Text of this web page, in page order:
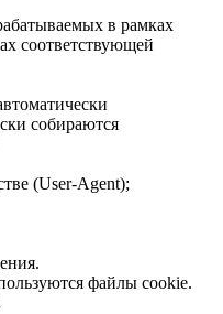
в рамках
соответствующей
собираются
(User-Agent);
файлы cookie.